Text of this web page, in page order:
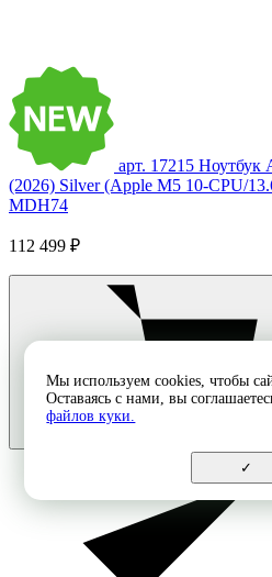
арт. 17215 Ноутбук
(2026) Silver (Apple M5 10-CPU/
MDH74
112 499 ₽
Мы используем cookies, чтобы
Оставаясь с нами, вы
файлов куки.
✓